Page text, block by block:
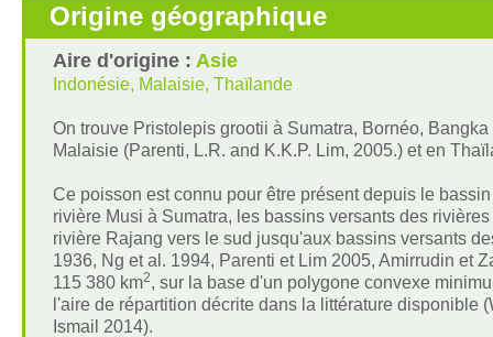
Origine géographique
Aire d'origine : Asie
Indonésie, Malaisie, Thaïlande
On trouve Pristolepis grootii à Sumatra, Bornéo,
Malaisie (Parenti, L.R. and K.K.P. Lim, 2005.) et en
Ce poisson est connu pour être présent depuis le
rivière Musi à Sumatra, les bassins versants des
rivière Rajang vers le sud jusqu'aux bassins versants
1936, Ng et al. 1994, Parenti et Lim 2005, Amirrudin et
115 380 km2, sur la base d'un polygone convexe
l'aire de répartition décrite dans la littérature disponible
Ismail 2014).